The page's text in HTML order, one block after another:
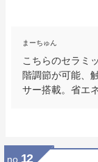
まーちゅん
こちらのセラミ
階調節が可能、
サー搭載。省エ
no. 12